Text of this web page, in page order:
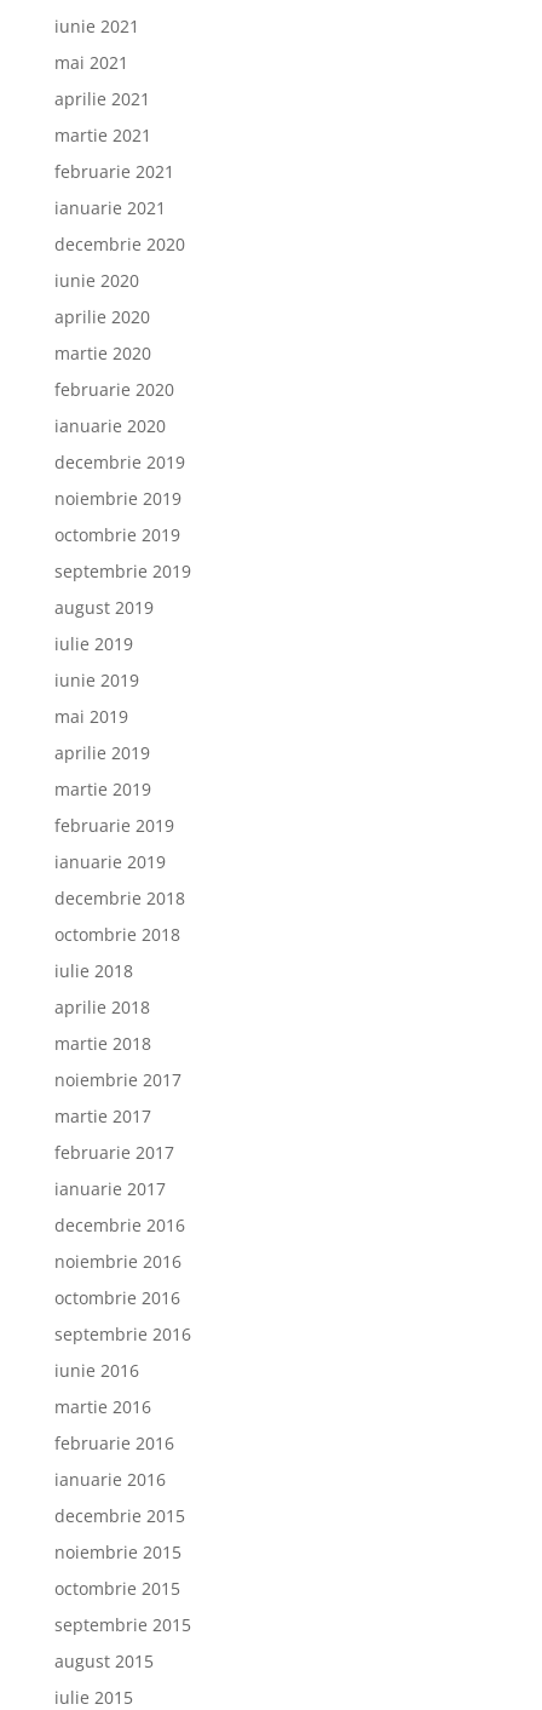
iunie 2021
mai 2021
aprilie 2021
martie 2021
februarie 2021
ianuarie 2021
decembrie 2020
iunie 2020
aprilie 2020
martie 2020
februarie 2020
ianuarie 2020
decembrie 2019
noiembrie 2019
octombrie 2019
septembrie 2019
august 2019
iulie 2019
iunie 2019
mai 2019
aprilie 2019
martie 2019
februarie 2019
ianuarie 2019
decembrie 2018
octombrie 2018
iulie 2018
aprilie 2018
martie 2018
noiembrie 2017
martie 2017
februarie 2017
ianuarie 2017
decembrie 2016
noiembrie 2016
octombrie 2016
septembrie 2016
iunie 2016
martie 2016
februarie 2016
ianuarie 2016
decembrie 2015
noiembrie 2015
octombrie 2015
septembrie 2015
august 2015
iulie 2015